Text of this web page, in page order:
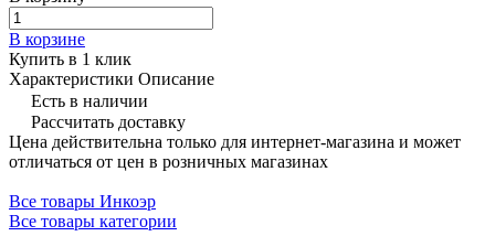
В корзине
Купить в 1 клик
Характеристики Описание
Есть в наличии
Рассчитать доставку
Цена действительна только для интернет-магазина и может
отличаться от цен в розничных магазинах
Все товары Инкоэр
Все товары категории